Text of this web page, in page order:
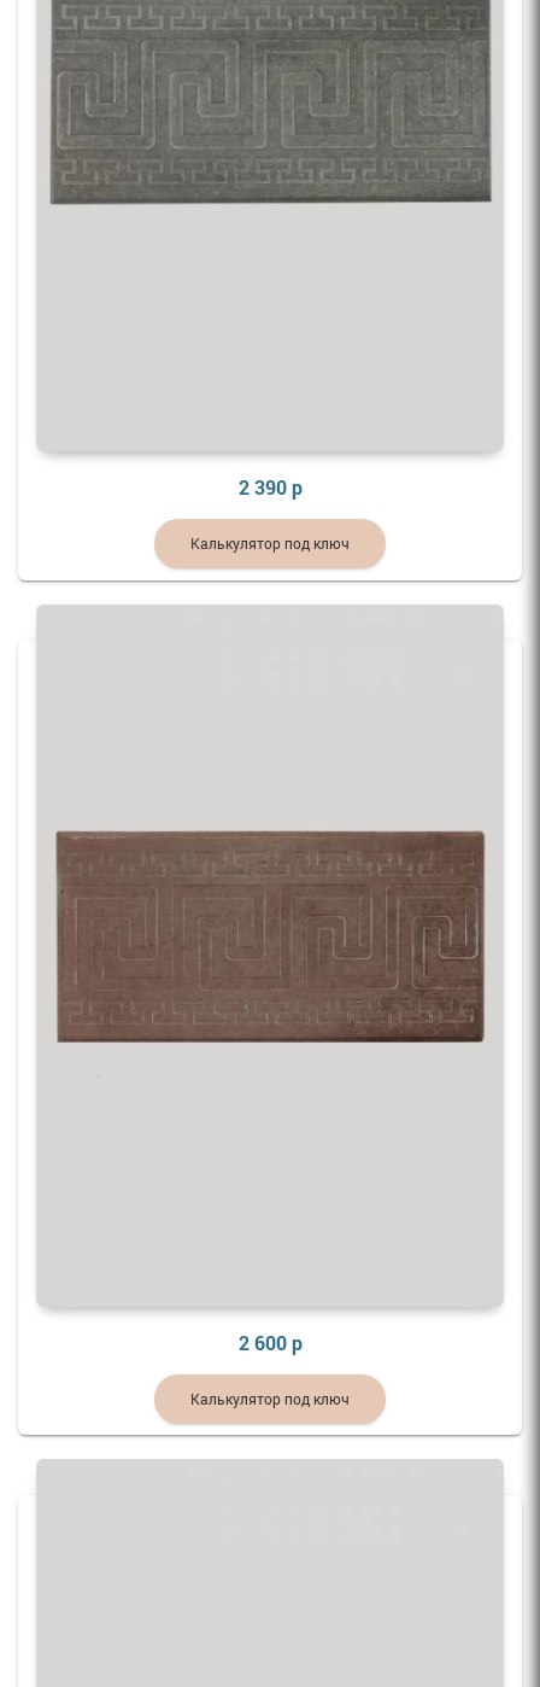
2 390 р
Калькулятор под ключ
2 600 р
Калькулятор под ключ